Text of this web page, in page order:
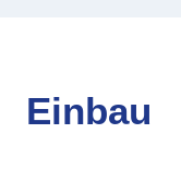
Einbau